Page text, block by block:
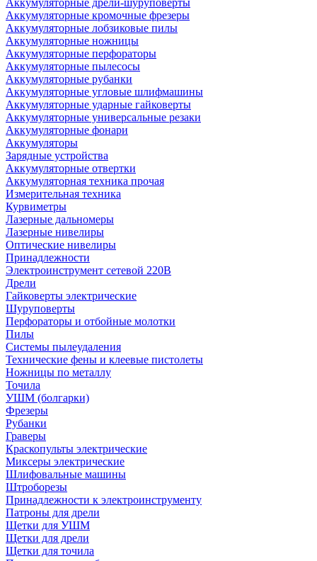
Аккумуляторные дрели-шуруповерты
Аккумуляторные кромочные фрезеры
Аккумуляторные лобзиковые пилы
Аккумуляторные ножницы
Аккумуляторные перфораторы
Аккумуляторные пылесосы
Аккумуляторные рубанки
Аккумуляторные угловые шлифмашины
Аккумуляторные ударные гайковерты
Аккумуляторные универсальные резаки
Аккумуляторные фонари
Аккумуляторы
Зарядные устройства
Аккумуляторные отвертки
Аккумуляторная техника прочая
Измерительная техника
Курвиметры
Лазерные дальномеры
Лазерные нивелиры
Оптические нивелиры
Принадлежности
Электроинструмент сетевой 220В
Дрели
Гайковерты электрические
Шуруповерты
Перфораторы и отбойные молотки
Пилы
Системы пылеудаления
Технические фены и клеевые пистолеты
Ножницы по металлу
Точила
УШМ (болгарки)
Фрезеры
Рубанки
Граверы
Краскопульты электрические
Миксеры электрические
Шлифовальные машины
Штроборезы
Принадлежности к электроинструменту
Патроны для дрели
Щетки для УШМ
Щетки для дрели
Щетки для точила